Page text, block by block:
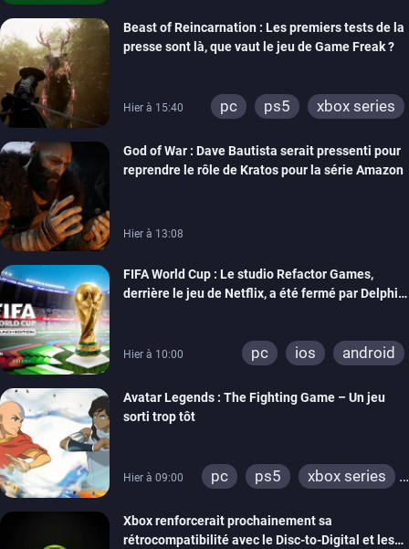
Beast of Reincarnation : Les premiers tests de la
presse sont là, que vaut le jeu de Game Freak ?
Hier à 15:40 pc ps5 xbox series
God of War : Dave Bautista serait pressenti pour
reprendre le rôle de Kratos pour la série Amazon
Hier à 13:08
FIFA World Cup : Le studio Refactor Games,
derrière le jeu de Netflix, a été fermé par Delphi
Hier à 10:00 pc ios android
Avatar Legends : The Fighting Game – Un jeu
sorti trop tôt
Hier à 09:00 pc ps5
xbox series
Xbox renforcerait prochainement sa
rétrocompatibilité avec le Disc-to-Digital et les